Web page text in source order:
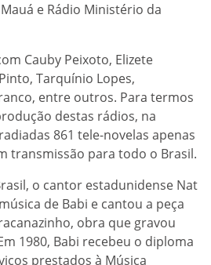
e Rádio Ministério da
Cauby Peixoto, Elizete
Tarquínio Lopes,
entre outros. Para termos
destas rádios, na
861 tele-novelas apenas
transmissão para todo o Brasil.
o cantor estadunidense Nat
de Babi e cantou a peça
obra que gravou
1980, Babi recebeu o diploma
prestados à Música